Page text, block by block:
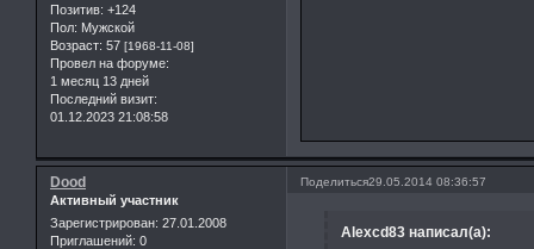
Позитив: +124
Пол: Мужской
Возраст: 57 [1968-11-08]
Провел на форуме:
1 месяц 13 дней
Последний визит:
01.12.2023 21:08:58
Поделиться29.05.2014 08:36:57
Dood
Активный участник
Зарегистрирован: 27.01.2008
Приглашений: 0
Alexcd83 написал(а):